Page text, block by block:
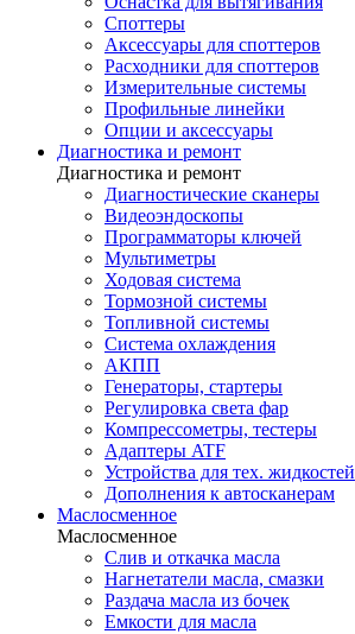
Споттеры
Аксессуары для споттеров
Расходники для споттеров
Измерительные системы
Профильные линейки
Опции и аксессуары
Диагностика и ремонт
Диагностика и ремонт
Диагностические сканеры
Видеоэндоскопы
Программаторы ключей
Мультиметры
Ходовая система
Тормозной системы
Топливной системы
Система охлаждения
АКПП
Генераторы, стартеры
Регулировка света фар
Компрессометры, тестеры
Адаптеры ATF
Устройства для тех. жидкостей
Дополнения к автосканерам
Маслосменное
Маслосменное
Слив и откачка масла
Нагнетатели масла, смазки
Раздача масла из бочек
Емкости для масла